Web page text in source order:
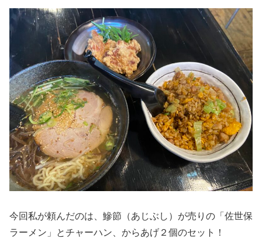
今回私が頼んだのは、鰺節（あじぶし）が売りの「佐世保
ラーメン」とチャーハン、からあげ２個のセット！